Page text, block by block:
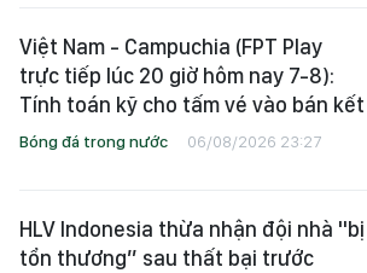
Việt Nam - Campuchia (FPT Play
trực tiếp lúc 20 giờ hôm nay 7-8):
Tính toán kỹ cho tấm vé vào bán kết
Bóng đá trong nước 06/08/2026 23:27
HLV Indonesia thừa nhận đội nhà "bị
tổn thương” sau thất bại trước